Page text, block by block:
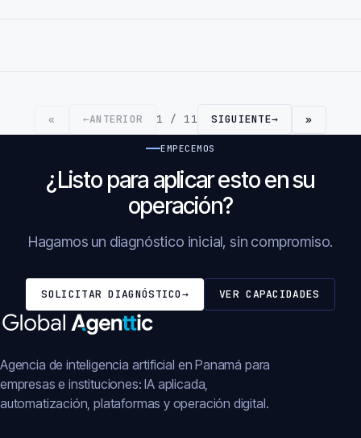
« ←ANTERIOR 1 / 11 SIGUIENTE→ »
EMPECEMOS
¿Listo para aplicar esto en su
operación?
Hagamos un diagnóstico inicial, sin compromiso.
SOLICITAR DIAGNÓSTICO→ VER CAPACIDADES
Agencia de inteligencia artificial en Panamá para
empresas e instituciones: IA aplicada,
automatización, plataformas y operación digital.